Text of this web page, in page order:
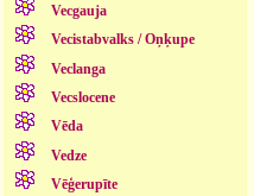
Vecgauja
Vecistabvalks / Oņķupe
Veclanga
Vecslocene
Vēda
Vedze
Vēģerupīte